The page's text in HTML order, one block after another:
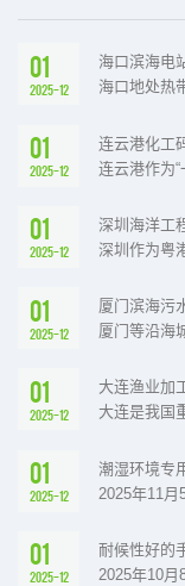
01
2025-12
海口滨海电
海口地处热
01
2025-12
连云港化工
连云港作为“
01
2025-12
深圳海洋工
深圳作为粤
01
2025-12
厦门滨海污
厦门等沿海
01
2025-12
大连渔业加
大连是我国
01
2025-12
潮湿环境专
2025年11月
01
2025-12
耐候性好的
2025年10月